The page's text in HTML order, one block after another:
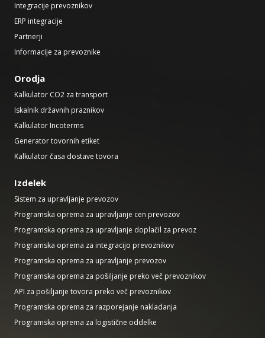
Integracije prevoznikov
ERP integracije
Partnerji
Informacije za prevoznike
Orodja
Kalkulator CO2 za transport
Iskalnik državnih praznikov
Kalkulator Incoterms
Generator tovornih etiket
Kalkulator časa dostave tovora
Izdelek
Sistem za upravljanje prevozov
Programska oprema za upravljanje cen prevozov
Programska oprema za upravljanje doplačil za prevoz
Programska oprema za integracijo prevoznikov
Programska oprema za upravljanje prevozov
Programska oprema za pošiljanje preko več prevoznikov
API za pošiljanje tovora preko več prevoznikov
Programska oprema za razporejanje nakladanja
Programska oprema za logistične oddelke